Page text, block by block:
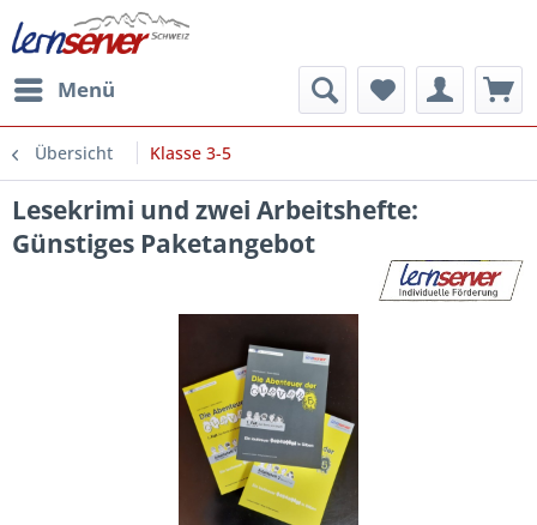
Menü
Übersicht Klasse 3-5
Lesekrimi und zwei Arbeitshefte:
Günstiges Paketangebot